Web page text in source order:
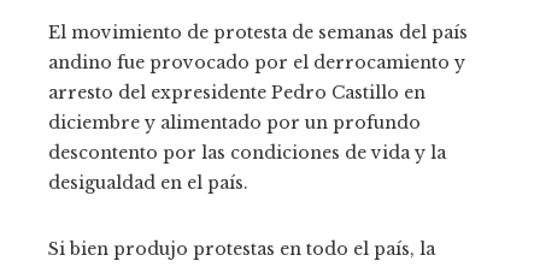
El movimiento de protesta de semanas del país
andino fue provocado por el derrocamiento y
arresto del expresidente Pedro Castillo en
diciembre y alimentado por un profundo
descontento por las condiciones de vida y la
desigualdad en el país.
Si bien produjo protestas en todo el país, la